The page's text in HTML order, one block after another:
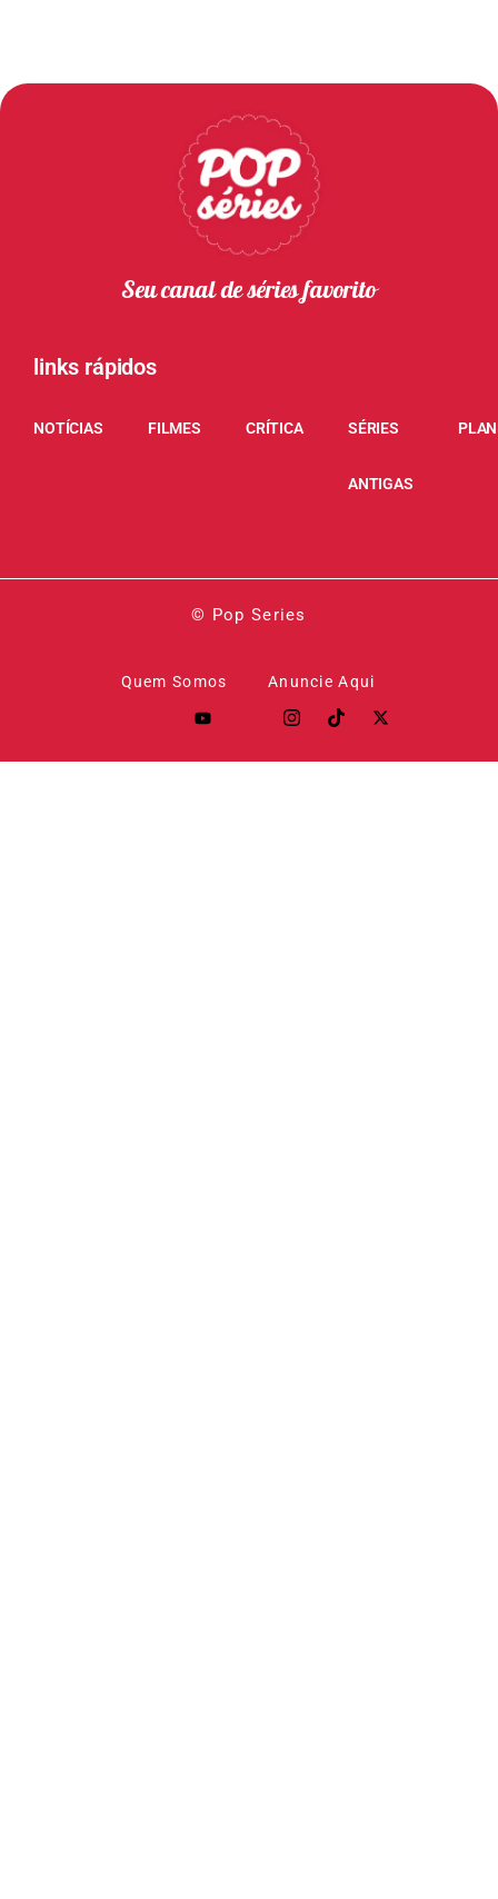
Seu canal de séries favorito
links rápidos
NOTÍCIAS FILMES CRÍTICA SÉRIES
ANTIGAS
© Pop Series
Quem Somos Anuncie Aqui